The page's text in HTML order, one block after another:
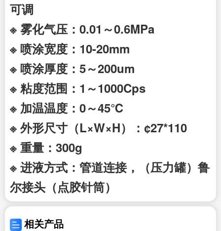
可调
※ 雾化气压：0.01～0.6MPa
※ 喷涂宽度：10-20mm
※ 喷涂厚度：5～200um
※ 粘度范围：1～1000Cps
※ 加温温度：0～45℃
※ 外形尺寸（L×W×H）：¢27*110
※ 重量：300g
※ 进液方式：管道连接，（压力罐）鲁
尔接头（点胶针筒）
相关产品